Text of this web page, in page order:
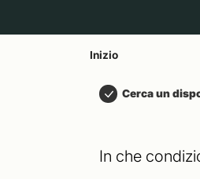
Inizio
Cerca un
In che